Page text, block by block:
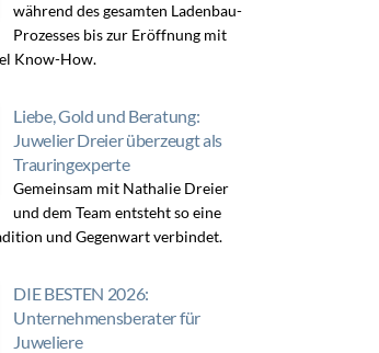
während des gesamten Ladenbau-
Prozesses bis zur Eröffnung mit
Know-How.
Liebe, Gold und Beratung:
Juwelier Dreier überzeugt als
Trauringexperte
Gemeinsam mit Nathalie Dreier
und dem Team entsteht so eine
und Gegenwart verbindet.
DIE BESTEN 2026:
Unternehmensberater für
Juweliere